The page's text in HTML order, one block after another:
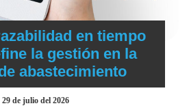
en tiempo
la gestión en la
abastecimiento
29 de julio del 2026